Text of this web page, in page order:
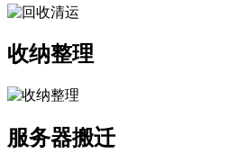
收纳整理
服务器搬迁